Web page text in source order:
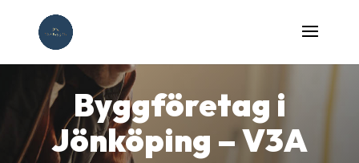
Byggföretag i
Jönköping – V3A